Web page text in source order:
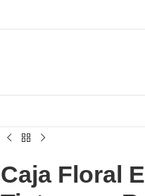
Caja Floral